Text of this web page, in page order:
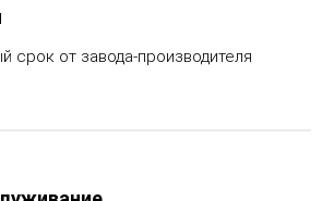
срок от завода-производителя